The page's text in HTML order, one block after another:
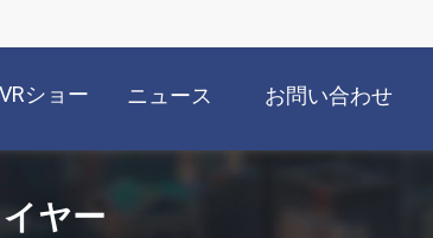
VRショー ニュース お問い合わせ
ヤー